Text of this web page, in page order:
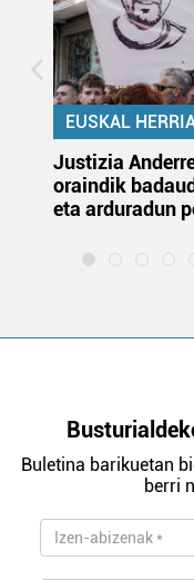
EUSKAL
Justizia
oraindik
eta arduradun
Buletina barikuetan
berri